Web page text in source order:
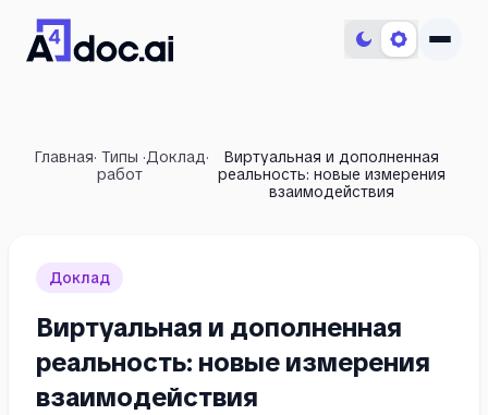
Главная· Типы
работ
·Доклад·
Виртуальная и дополненная
реальность: новые измерения
взаимодействия
Доклад
Виртуальная и дополненная
реальность: новые измерения
взаимодействия